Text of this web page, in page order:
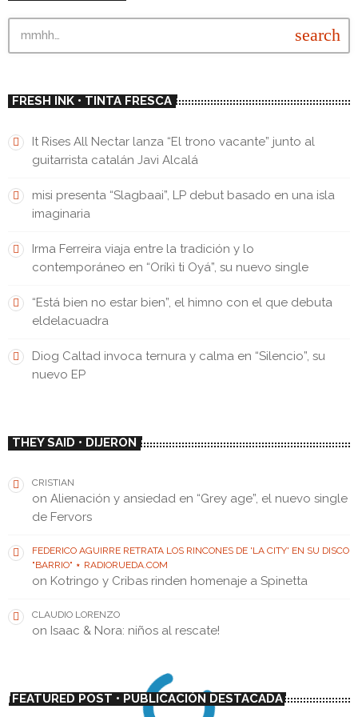
search
FRESH INK • TINTA FRESCA
It Rises All Nectar lanza “El trono vacante” junto al
guitarrista catalán Javi Alcalá
misi presenta “Slagbaai”, LP debut basado en una isla
imaginaria
Irma Ferreira viaja entre la tradición y lo
contemporáneo en “Oríkì ti Oyá”, su nuevo single
“Está bien no estar bien”, el himno con el que debuta
eldelacuadra
Diog Caltad invoca ternura y calma en “Silencio”, su
nuevo EP
THEY SAID • DIJERON
CRISTIAN
on Alienación y ansiedad en “Grey age”, el nuevo single
de Fervors
FEDERICO AGUIRRE RETRATA LOS RINCONES DE 'LA CITY' EN SU DISCO
"BARRIO" ⋆ RADIORUEDA.COM
on Kotringo y Cribas rinden homenaje a Spinetta
CLAUDIO LORENZO
on Isaac & Nora: niños al rescate!
FEATURED POST • PUBLICACIÓN DESTACADA